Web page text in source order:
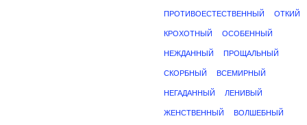
ПРОТИВОЕСТЕСТВЕННЫЙ ОТКИЙ
КРОХОТНЫЙ ОСОБЕННЫЙ
НЕЖДАННЫЙ ПРОЩАЛЬНЫЙ
СКОРБНЫЙ ВСЕМИРНЫЙ
НЕГАДАННЫЙ ЛЕНИВЫЙ
ЖЕНСТВЕННЫЙ ВОЛШЕБНЫЙ